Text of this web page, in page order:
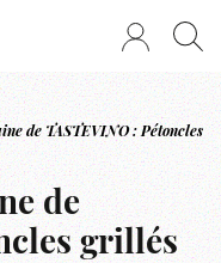
de TASTEVINO : Pétoncles
de
grillés